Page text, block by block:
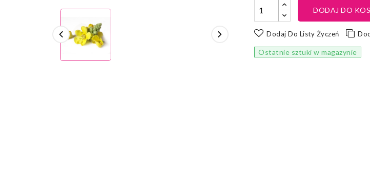
DODAJ DO
Dodaj Do Listy Życzeń
Ostatnie sztuki w magazynie